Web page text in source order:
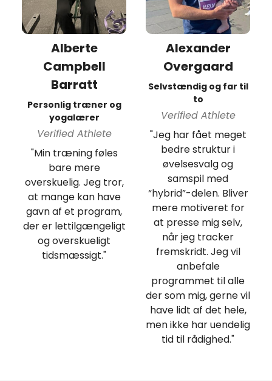
Alberte
Campbell
Barratt
Personlig træner og
yogalærer
Verified Athlete
"Min træning føles
bare mere
overskuelig. Jeg tror,
at mange kan have
gavn af et program,
der er lettilgængeligt
og overskueligt
tidsmæssigt."
Alexander
Overgaard
Selvstændig og far til
to
Verified Athlete
"Jeg har fået meget
bedre struktur i
øvelsesvalg og
samspil med
“hybrid”-delen. Bliver
mere motiveret for
at presse mig selv,
når jeg tracker
fremskridt. Jeg vil
anbefale
programmet til alle
der som mig, gerne vil
have lidt af det hele,
men ikke har uendelig
tid til rådighed."